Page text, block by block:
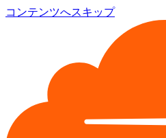
コンテンツへスキップ